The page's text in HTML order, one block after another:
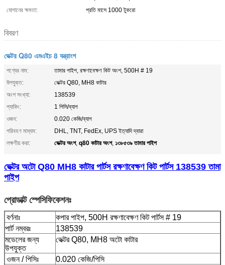
যোগানের ক্ষমতা:
প্রতি মাসে 1000 টুকরো
বিবরণ
ভেক্টর Q80 এমএইচ 8 যন্ত্রাংশ
পণ্যের নাম:
তামার পাইপ, রক্ষণাবেক্ষণ কিট অংশ, 500H # 19
উপযুক্ত:
ভেক্টর Q80, MH8 কাটার
অংশ সংখ্যা:
138539
প্যাকিং:
1 পিসি/ব্যাগ
ওজন:
0.020 কেজি/ব্যাগ
পরিবহণ মাধ্যম:
DHL, TNT, FedEx, UPS ইত্যাদি দ্বারা
লক্ষণীয় করা:
ভেক্টর অংশ, q80 কাটার অংশ, ১৩৮৫৩৯ তামার পাইপ
ভেক্টর অটো Q80 MH8 কাটার পার্টস রক্ষণাবেক্ষণ কিট পার্টস 138539 তামা
পাইপ
প্রোডাক্ট স্পেসিফিকেশনঃ
বর্ণনাঃ
কপার পাইপ, 500H রক্ষণাবেক্ষণ কিট পার্টস # 19
পার্ট নম্বরঃ
138539
মডেলের জন্য
উপযুক্ত
ভেক্টর Q80, MH8 অটো কাটার
ওজন / পিসিঃ
0.020 কেজি/পিসি